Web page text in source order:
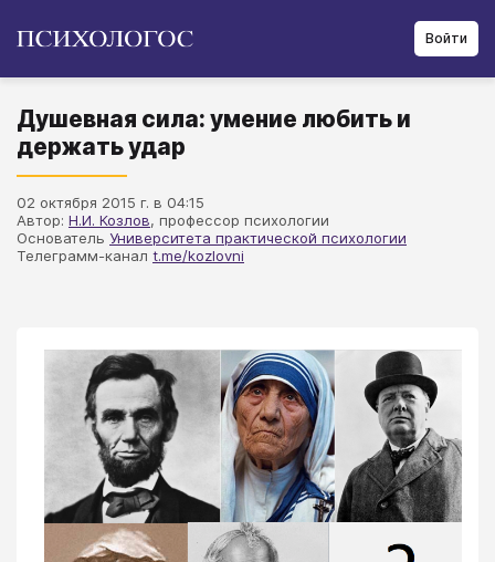
Войти
Душевная сила: умение любить и
держать удар
02 октября 2015 г. в 04:15
Автор: Н.И. Козлов, профессор психологии
Основатель Университета практической психологии
Телеграмм-канал t.me/kozlovni